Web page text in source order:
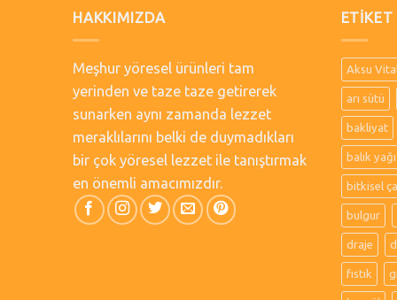
HAKKIMIZDA
Meşhur yöresel ürünleri tam
yerinden ve taze taze getirerek
sunarken aynı zamanda lezzet
meraklılarını belki de duymadıkları
bir çok yöresel lezzet ile tanıştırmak
en önemli amacımızdır.
Aksu Vital
arı sütü
bakliyat
balık
bitkisel
bulgur
draje
fıstık